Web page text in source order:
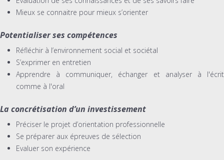
Mieux se connaitre pour mieux s’orienter
Potentialiser ses compétences
Réfléchir à l’environnement social et sociétal
S’exprimer en entretien
Apprendre à communiquer, échanger et analyser à l'écrit
comme à l'oral
La concrétisation d’un investissement
Préciser le projet d’orientation professionnelle
Se préparer aux épreuves de sélection
Evaluer son expérience